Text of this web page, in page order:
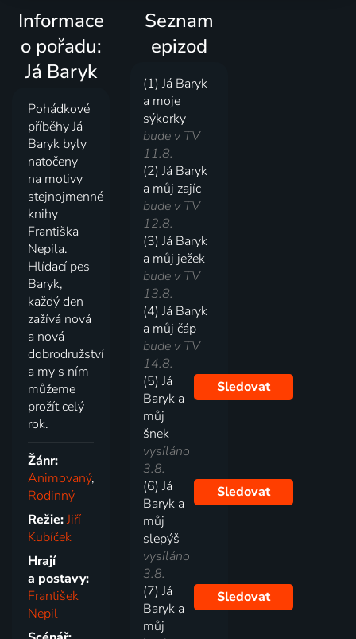
Informace
o pořadu:
Já Baryk
Pohádkové
příběhy Já
Baryk byly
natočeny
na motivy
stejnojmenné
knihy
Františka
Nepila.
Hlídací pes
Baryk,
každý den
zažívá nová
a nová
dobrodružství
a my s ním
můžeme
prožít celý
rok.
Žánr:
Animovaný,
Rodinný
Režie:Jiří
Kubíček
Hrají
a postavy:
František
Nepil
Seznam
epizod
(1) Já Baryk
a moje
sýkorky
bude v TV
11.8.
(2) Já Baryk
a můj zajíc
bude v TV
12.8.
(3) Já Baryk
a můj ježek
bude v TV
13.8.
(4) Já Baryk
a můj čáp
bude v TV
14.8.
(5) Já
Baryk a
můj
šnek
vysíláno
3.8.
Sledovat
(6) Já
Baryk a
můj
slepýš
vysíláno
3.8.
Sledovat
(7) Já
Baryk a
můj
Sledovat